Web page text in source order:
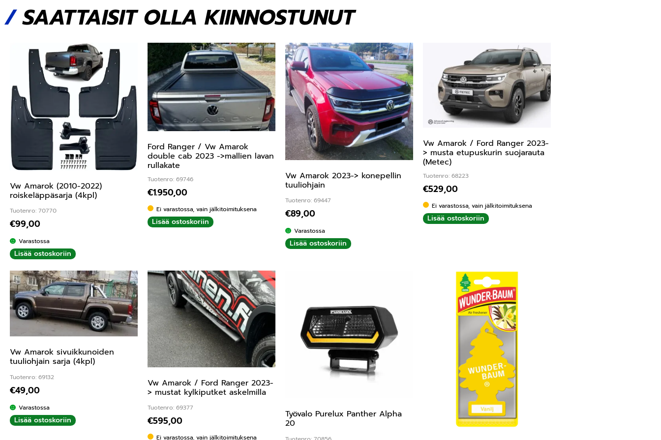
/SAATTAISIT OLLA KIINNOSTUNUT
Vw Amarok (2010-2022)
roiskeläppäsarja (4kpl)
Tuotenro: 70770
€99,00
Varastossa
Lisää ostoskoriin
Ford Ranger / Vw Amarok
double cab 2023 ->mallien lavan
rullakate
Tuotenro: 69746
€1.950,00
Ei varastossa, vain jälkitoimituksena
Lisää ostoskoriin
Vw Amarok 2023-> konepellin
tuuliohjain
Tuotenro: 69447
€89,00
Varastossa
Lisää ostoskoriin
Vw Amarok / Ford Ranger 2023-
> musta etupuskurin suojarauta
(Metec)
Tuotenro: 68223
€529,00
Ei varastossa, vain jälkitoimituksena
Lisää ostoskoriin
Vw Amarok sivuikkunoiden
tuuliohjain sarja (4kpl)
Tuotenro: 69132
€49,00
Varastossa
Lisää ostoskoriin
Vw Amarok / Ford Ranger 2023-
> mustat kylkiputket askelmilla
Tuotenro: 69377
€595,00
Ei varastossa, vain jälkitoimituksena
Työvalo Purelux Panther Alpha
20